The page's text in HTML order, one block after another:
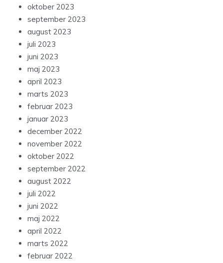
oktober 2023
september 2023
august 2023
juli 2023
juni 2023
maj 2023
april 2023
marts 2023
februar 2023
januar 2023
december 2022
november 2022
oktober 2022
september 2022
august 2022
juli 2022
juni 2022
maj 2022
april 2022
marts 2022
februar 2022